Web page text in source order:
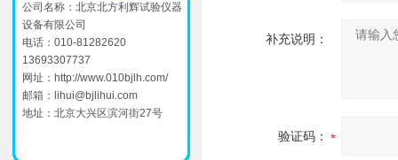
公司名称：北京北方利辉试验仪器
设备有限公司
电话：010-81282620
13693307737
网址： http://www.010bjlh.com/
邮箱： lihui@bjlihui.com
地址：北京大兴区滨河街27号
补充说明：
验证码：